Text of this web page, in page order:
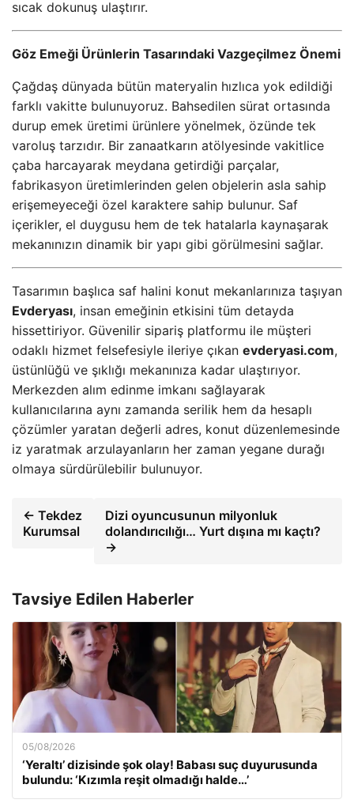
sıcak dokunuş ulaştırır.
Göz Emeği Ürünlerin Tasarındaki Vazgeçilmez Önemi
Çağdaş dünyada bütün materyalin hızlıca yok edildiği
farklı vakitte bulunuyoruz. Bahsedilen sürat ortasında
durup emek üretimi ürünlere yönelmek, özünde tek
varoluş tarzıdır. Bir zanaatkarın atölyesinde vakitlice
çaba harcayarak meydana getirdiği parçalar,
fabrikasyon üretimlerinden gelen objelerin asla sahip
erişemeyeceği özel karaktere sahip bulunur. Saf
içerikler, el duygusu hem de tek hatalarla kaynaşarak
mekanınızın dinamik bir yapı gibi görülmesini sağlar.
Tasarımın başlıca saf halini konut mekanlarınıza taşıyan
Evderyası, insan emeğinin etkisini tüm detayda
hissettiriyor. Güvenilir sipariş platformu ile müşteri
odaklı hizmet felsefesiyle ileriye çıkan evderyasi.com,
üstünlüğü ve şıklığı mekanınıza kadar ulaştırıyor.
Merkezden alım edinme imkanı sağlayarak
kullanıcılarına aynı zamanda serilik hem da hesaplı
çözümler yaratan değerli adres, konut düzenlemesinde
iz yaratmak arzulayanların her zaman yegane durağı
olmaya sürdürülebilir bulunuyor.
← Tekdez
Kurumsal
Dizi oyuncusunun milyonluk
dolandırıcılığı… Yurt dışına mı kaçtı?
→
Tavsiye Edilen Haberler
05/08/2026
‘Yeraltı’ dizisinde şok olay! Babası suç duyurusunda
bulundu: ‘Kızımla reşit olmadığı halde…’